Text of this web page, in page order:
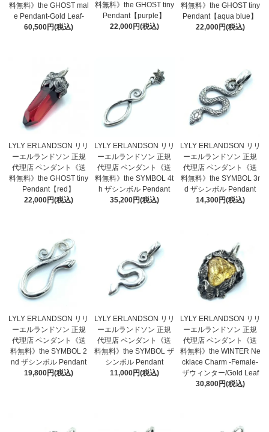
料無料》the GHOST mal
e Pendant-Gold Leaf-
60,500円(税込)
料無料》the GHOST tiny
Pendant【purple】
22,000円(税込)
料無料》the GHOST tiny
Pendant【aqua blue】
22,000円(税込)
LYLY ERLANDSON リリ
ーエルランドソン 正規
代理店 ペンダント《送
料無料》the GHOST tiny
Pendant【red】
22,000円(税込)
LYLY ERLANDSON リリ
ーエルランドソン 正規
代理店 ペンダント《送
料無料》the SYMBOL 4t
h ザシンボル Pendant
35,200円(税込)
LYLY ERLANDSON リリ
ーエルランドソン 正規
代理店 ペンダント《送
料無料》the SYMBOL 3r
d ザシンボル Pendant
14,300円(税込)
LYLY ERLANDSON リリ
ーエルランドソン 正規
代理店 ペンダント《送
料無料》the SYMBOL 2
nd ザシンボル Pendant
19,800円(税込)
LYLY ERLANDSON リリ
ーエルランドソン 正規
代理店 ペンダント《送
料無料》the SYMBOL ザ
シンボル Pendant
11,000円(税込)
LYLY ERLANDSON リリ
ーエルランドソン 正規
代理店 ペンダント《送
料無料》the WINTER Ne
cklace Charm -Female-
ザウィンター/Gold Leaf
30,800円(税込)